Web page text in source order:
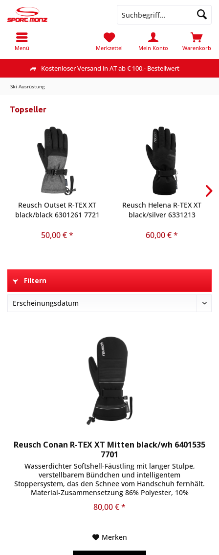
Kostenloser Versand in AT ab € 100,- Bestellwert
Menü Warenkorb
Merkzettel Mein Konto
Ski Ausrüstung
Topseller
Reusch Outset R-TEX XT
black/black 6301261 7721
50,00 € *
Reusch Helena R-TEX XT
black/silver 6331213
60,00 € *
Filtern
Reusch Conan R-TEX XT Mitten black/wh 6401535
7701
Wasserdichter Softshell-Fäustling mit langer Stulpe,
verstellbarem Bündchen und intelligentem
Stoppersystem, das den Schnee vom Handschuh fernhält.
Material-Zusammensetzung 86% Polyester, 10%
80,00 € *
Merken